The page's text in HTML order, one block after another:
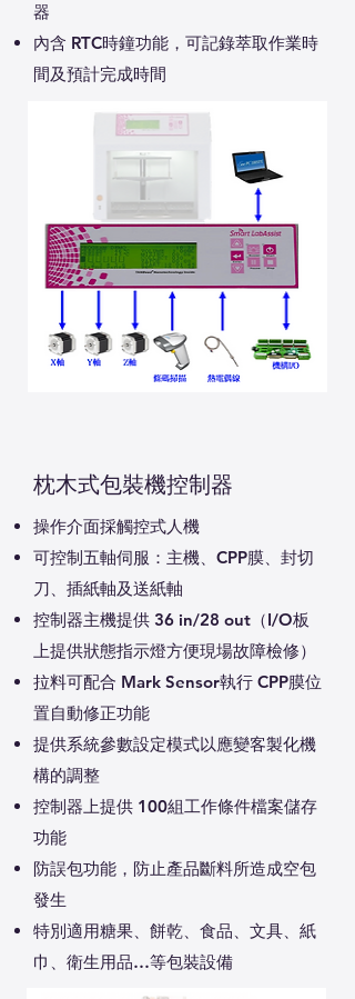
器
內含 RTC時鐘功能，可記錄萃取作業時
間及預計完成時間
枕木式包裝機控制器
操作介面採觸控式人機
可控制五軸伺服：主機、CPP膜、封切
刀、插紙軸及送紙軸
控制器主機提供 36 in/28 out（I/O板
上提供狀態指示燈方便現場故障檢修）
拉料可配合 Mark Sensor執行 CPP膜位
置自動修正功能
提供系統參數設定模式以應變客製化機
構的調整
控制器上提供 100組工作條件檔案儲存
功能
防誤包功能，防止產品斷料所造成空包
發生
特別適用糖果、餅乾、食品、文具、紙
巾、衛生用品…等包裝設備